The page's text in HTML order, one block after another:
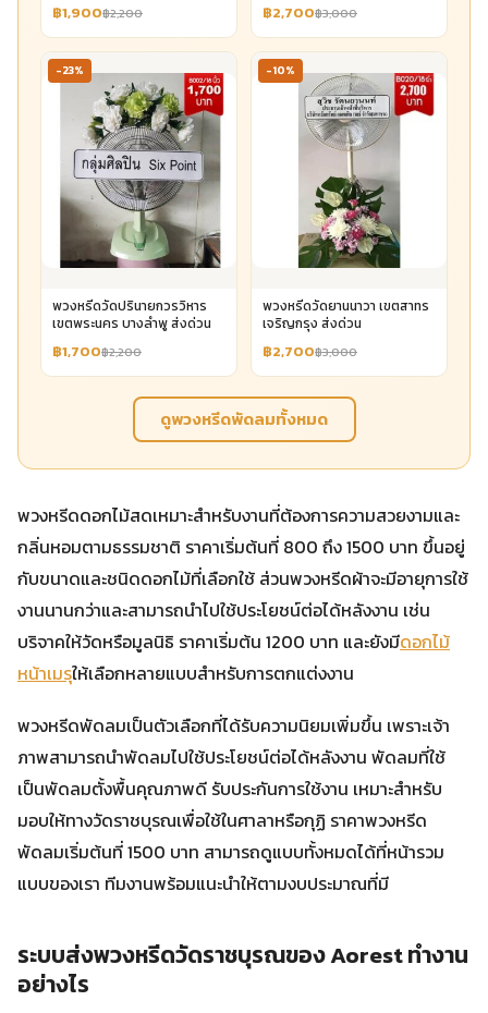
฿1,900฿2,200 ฿2,700฿3,000
-23%
พวงหรีดวัดปรินายกวรวิหาร
เขตพระนคร บางลำพู ส่งด่วน
฿1,700฿2,200
-10%
พวงหรีดวัดยานนาวา เขตสาทร
เจริญกรุง ส่งด่วน
฿2,700฿3,000
ดูพวงหรีดพัดลมทั้งหมด
พวงหรีดดอกไม้สดเหมาะสำหรับงานที่ต้องการความสวยงามและ
กลิ่นหอมตามธรรมชาติ ราคาเริ่มต้นที่ 800 ถึง 1500 บาท ขึ้นอยู่
กับขนาดและชนิดดอกไม้ที่เลือกใช้ ส่วนพวงหรีดผ้าจะมีอายุการใช้
งานนานกว่าและสามารถนำไปใช้ประโยชน์ต่อได้หลังงาน เช่น
บริจาคให้วัดหรือมูลนิธิ ราคาเริ่มต้น 1200 บาท และยังมีดอกไม้
หน้าเมรุให้เลือกหลายแบบสำหรับการตกแต่งงาน
พวงหรีดพัดลมเป็นตัวเลือกที่ได้รับความนิยมเพิ่มขึ้น เพราะเจ้า
ภาพสามารถนำพัดลมไปใช้ประโยชน์ต่อได้หลังงาน พัดลมที่ใช้
เป็นพัดลมตั้งพื้นคุณภาพดี รับประกันการใช้งาน เหมาะสำหรับ
มอบให้ทางวัดราชบุรณเพื่อใช้ในศาลาหรือกุฏิ ราคาพวงหรีด
พัดลมเริ่มต้นที่ 1500 บาท สามารถดูแบบทั้งหมดได้ที่หน้ารวม
แบบของเรา ทีมงานพร้อมแนะนำให้ตามงบประมาณที่มี
ระบบส่งพวงหรีดวัดราชบุรณของ Aorest ทำงาน
อย่างไร